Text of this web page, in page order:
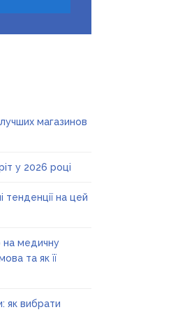
магазинов
у 2026 році
тенденції на цей
на медичну
та як її
як вибрати